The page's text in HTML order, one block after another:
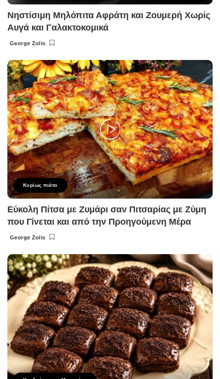
Νηστίσιμη Μηλόπιτα Αφράτη και Ζουμερή Χωρίς
Αυγά και Γαλακτοκομικά
Posted
George Zolis
Κυρίως πιάτο
Εύκολη Πίτσα με Ζυμάρι σαν Πιτσαρίας με Ζύμη
που Γίνεται και από την Προηγούμενη Μέρα
Posted
George Zolis